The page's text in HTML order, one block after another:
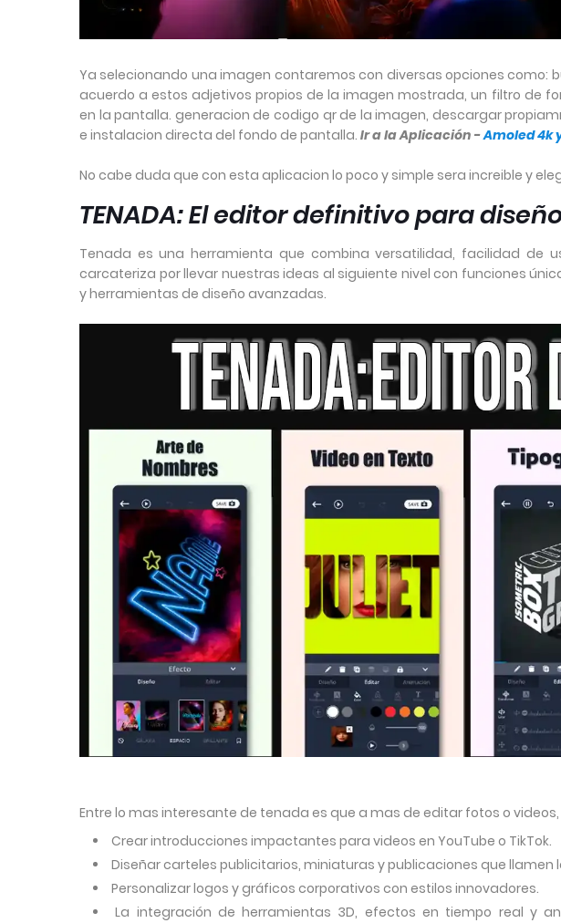
Ya selecionando una imagen contaremos con diversas opciones como:
acuerdo a estos adjetivos propios de la imagen mostrada, un filtro de
en la pantalla. generacion de codigo qr de la imagen, descargar
e instalacion directa del fondo de pantalla. Ir a la Aplicación -Amoled 4k
No cabe duda que con esta aplicacion lo poco y simple sera increible y
TENADA: El editor definitivo para
Tenada es una herramienta que combina versatilidad, facilidad de
carcateriza por llevar nuestras ideas al siguiente nivel con funciones
y herramientas de diseño avanzadas.
Entre lo mas interesante de tenada es que a mas de editar fotos o
Crear introducciones impactantes para videos en YouTube o TikTok.
Diseñar carteles publicitarios, miniaturas y publicaciones que llamen
Personalizar logos y gráficos corporativos con estilos innovadores.
La integración de herramientas 3D, efectos en tiempo real y